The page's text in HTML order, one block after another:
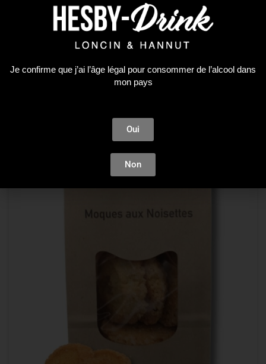
9,90€
AJOUTER AU PANIER
Je confirme que j’ai l’âge légal pour consommer de l’alcool dans
mon pays
Oui
Non